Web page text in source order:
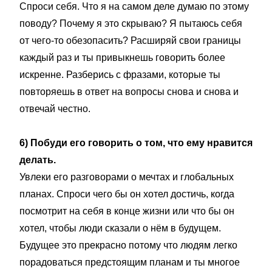
Спроси себя. Что я на самом деле думаю по этому
поводу? Почему я это скрываю? Я пытаюсь себя
от чего-то обезопасить? Расширяй свои границы
каждый раз и ты привыкнешь говорить более
искренне. Разберись с фразами, которые ты
повторяешь в ответ на вопросы снова и снова и
отвечай честно.
6) Побуди его говорить о том, что ему нравится
делать.
Увлеки его разговорами о мечтах и глобальных
планах. Спроси чего бы он хотел достичь, когда
посмотрит на себя в конце жизни или что бы он
хотел, чтобы люди сказали о нём в будущем.
Будущее это прекрасно потому что людям легко
порадоваться предстоящим планам и ты многое